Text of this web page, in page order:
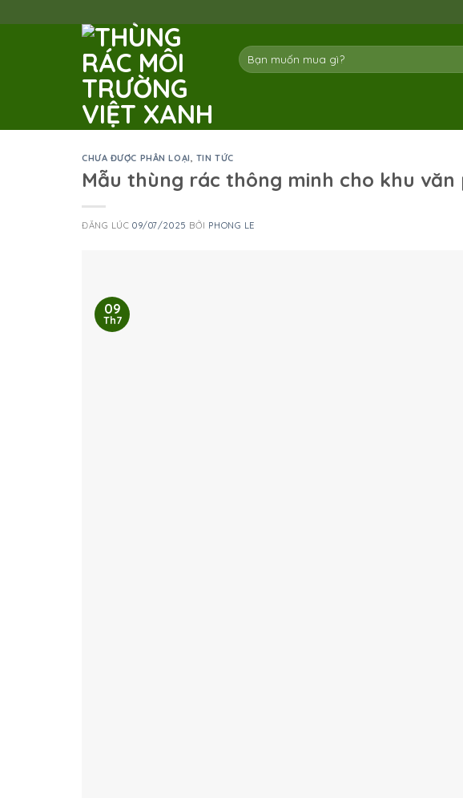
to
Tìm
kiếm:
CHƯA ĐƯỢC PHÂN LOẠI, TIN TỨC
Mẫu thùng rác thông minh cho khu văn
ĐĂNG LÚC09/07/2025 BỞI PHONG LE
09
Th7